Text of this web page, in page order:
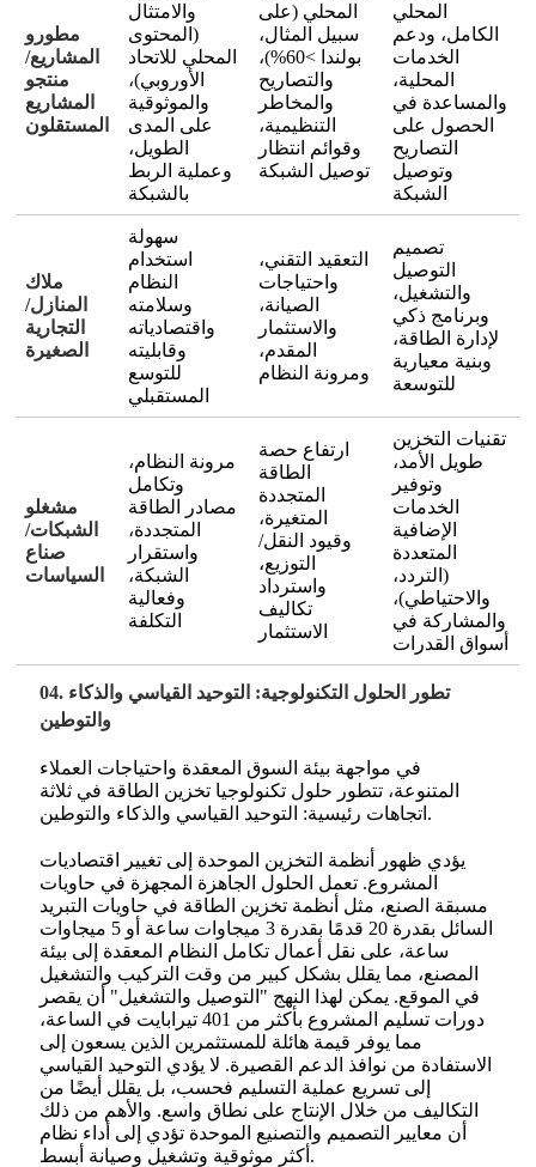
مطورو
المشاريع/
منتجو
المشاريع
المستقلون
والامتثال
(المحتوى
المحلي للاتحاد
الأوروبي)،
والموثوقية
على المدى
الطويل،
وعملية الربط
بالشبكة
المحلي (على
سبيل المثال،
بولندا >60%)،
والتصاريح
والمخاطر
التنظيمية،
وقوائم انتظار
توصيل الشبكة
المحلي
الكامل، ودعم
الخدمات
المحلية،
والمساعدة في
الحصول على
التصاريح
وتوصيل
الشبكة
ملاك
المنازل/
التجارية
الصغيرة
سهولة
استخدام
النظام
وسلامته
واقتصادياته
وقابليته
للتوسع
المستقبلي
التعقيد التقني،
واحتياجات
الصيانة،
والاستثمار
المقدم،
ومرونة النظام
تصميم
التوصيل
والتشغيل،
وبرنامج ذكي
لإدارة الطاقة،
وبنية معيارية
للتوسعة
مشغلو
الشبكات/
صناع
السياسات
مرونة النظام،
وتكامل
مصادر الطاقة
المتجددة،
واستقرار
الشبكة،
وفعالية
التكلفة
ارتفاع حصة
الطاقة
المتجددة
المتغيرة،
وقيود النقل/
التوزيع،
واسترداد
تكاليف
الاستثمار
تقنيات التخزين
طويل الأمد،
وتوفير
الخدمات
الإضافية
المتعددة
(التردد،
والاحتياطي)،
والمشاركة في
أسواق القدرات
04. تطور الحلول التكنولوجية: التوحيد القياسي والذكاء
والتوطين
في مواجهة بيئة السوق المعقدة واحتياجات العملاء
المتنوعة، تتطور حلول تكنولوجيا تخزين الطاقة في ثلاثة
اتجاهات رئيسية: التوحيد القياسي والذكاء والتوطين.
يؤدي ظهور أنظمة التخزين الموحدة إلى تغيير اقتصاديات
المشروع. تعمل الحلول الجاهزة المجهزة في حاويات
مسبقة الصنع، مثل أنظمة تخزين الطاقة في حاويات التبريد
السائل بقدرة 20 قدمًا بقدرة 3 ميجاوات ساعة أو 5 ميجاوات
ساعة، على نقل أعمال تكامل النظام المعقدة إلى بيئة
المصنع، مما يقلل بشكل كبير من وقت التركيب والتشغيل
في الموقع. يمكن لهذا النهج "التوصيل والتشغيل" أن يقصر
دورات تسليم المشروع بأكثر من 401 تيرابايت في الساعة،
مما يوفر قيمة هائلة للمستثمرين الذين يسعون إلى
الاستفادة من نوافذ الدعم القصيرة. لا يؤدي التوحيد القياسي
إلى تسريع عملية التسليم فحسب، بل يقلل أيضًا من
التكاليف من خلال الإنتاج على نطاق واسع. والأهم من ذلك
أن معايير التصميم والتصنيع الموحدة تؤدي إلى أداء نظام
أكثر موثوقية وتشغيل وصيانة أبسط.